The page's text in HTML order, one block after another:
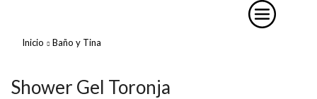
Inicio Baño y Tina
Shower Gel Toronja